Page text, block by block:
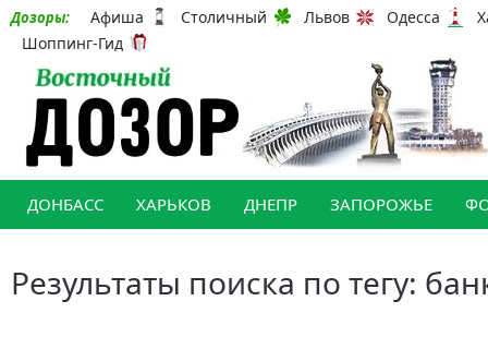
Дозоры: Афиша Столичный Львов Одесса
Шоппинг-Гид
ДОНБАСС ХАРЬКОВ ДНЕПР ЗАПОРОЖЬЕ
Результаты поиска по тегу: